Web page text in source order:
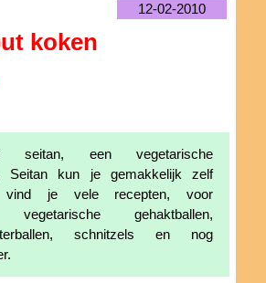
12-02-2010
koken
seitan, een vegetarische
Seitan kun je gemakkelijk zelf
vind je vele recepten, voor
vegetarische gehaktballen,
schnitzels en nog